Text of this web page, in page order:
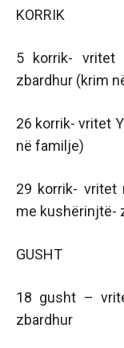
KORRIK
5 korrik- vritet
zbardhur (krim
26 korrik- vritet
në familje)
29 korrik- vritet
me kushërinjtë-
GUSHT
18 gusht –
zbardhur